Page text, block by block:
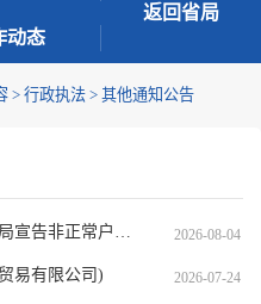
动态
返回省局
> 行政执法 > 其他通知公告
效公告（2026年第7期） 2026-08-04
易有限公司) 2026-07-24